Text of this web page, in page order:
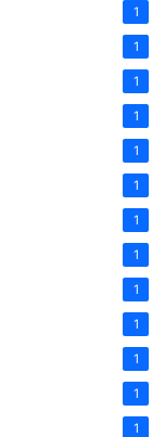
1
1
1
1
1
1
1
1
1
1
1
1
1